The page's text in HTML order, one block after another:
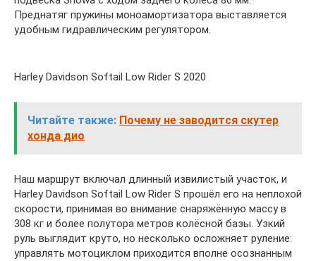
Преднатяг пружины моноамортизатора выставляется
удобным гидравлическим регулятором.
Harley Davidson Softail Low Rider S 2020
Читайте также: Почему не заводится скутер
хонда дио
Наш маршрут включал длинный извилистый участок, и
Harley Davidson Softail Low Rider S прошёл его на неплохой
скорости, принимая во внимание снаряжённую массу в
308 кг и более полутора метров колёсной базы. Узкий
руль выглядит круто, но несколько осложняет руление:
управлять мотоциклом приходится вполне осознанным